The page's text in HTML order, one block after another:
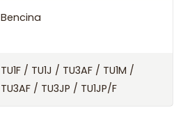
Bencina
TU1F / TU1J / TU3AF / TU1M /
TU3AF / TU3JP / TU1JP/F